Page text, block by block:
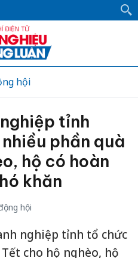
hội
tỉnh
phần quà
hộ có hoàn
khăn
hội
nghiệp tỉnh tổ chức
cho hộ nghèo, hộ